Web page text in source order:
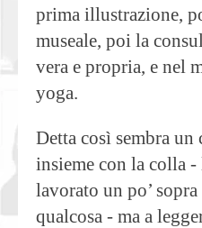
prima illustrazione,
museale, poi la
vera e propria, e nel
yoga.
Detta così sembra
insieme con la colla
lavorato un po’
qualcosa - ma a